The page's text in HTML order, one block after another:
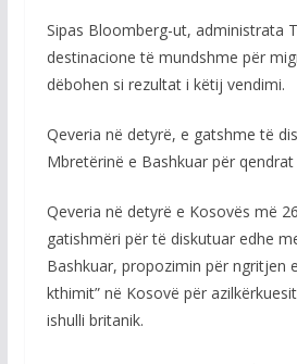
Sipas Bloomberg-ut, administrata
destinacione të mundshme për
dëbohen si rezultat i këtij vendimi.
Qeveria në detyrë, e gatshme të
Mbretërinë e Bashkuar për
Qeveria në detyrë e Kosovës më
gatishmëri për të diskutuar edhe
Bashkuar, propozimin për ngritjen
kthimit” në Kosovë për
ishulli britanik.